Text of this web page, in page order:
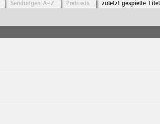
Sendungen A-Z Podcasts zuletzt gespielte Titel